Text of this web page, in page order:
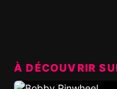
À DÉCOUVRIR